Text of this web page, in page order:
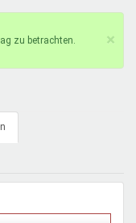
×
zu betrachten.